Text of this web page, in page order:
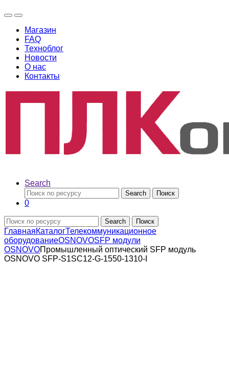
Магазин
FAQ
Техноблог
Новости
О нас
Контакты
Search
Search Поиск
0
Search Поиск
ГлавнаяКаталогТелекоммуникационное
оборудованиеOSNOVOSFP модули
OSNOVOПромышленный оптический SFP модуль
OSNOVO SFP-S1SC12-G-1550-1310-I